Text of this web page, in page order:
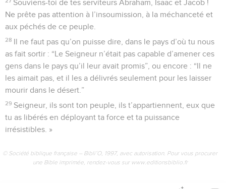
Souviens-toi de tes serviteurs Abraham, Isaac et Jacob !
Ne prête pas attention à l’insoumission, à la méchanceté et
aux péchés de ce peuple.
28 Il ne faut pas qu’on puisse dire, dans le pays d’où tu nous
as fait sortir : “Le Seigneur n’était pas capable d’amener ces
gens dans le pays qu’il leur avait promis”, ou encore : “Il ne
les aimait pas, et il les a délivrés seulement pour les laisser
mourir dans le désert.”
29 Seigneur, ils sont ton peuple, ils t’appartiennent, eux que
tu as libérés en déployant ta force et ta puissance
irrésistibles. »
© Société biblique française – Bibli’O, 1997, avec autorisation. Pour vous procurer
une Bible imprimée, rendez-vous sur www.editionsbiblio.fr